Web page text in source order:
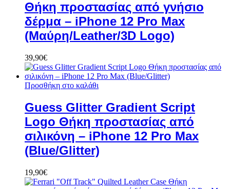
Θήκη προστασίας από γνήσιο
δέρμα – iPhone 12 Pro Max
(Μαύρη/Leather/3D Logo)
39,90€
Προσθήκη στο καλάθι
Guess Glitter Gradient Script
Logo Θήκη προστασίας από
σιλικόνη – iPhone 12 Pro Max
(Blue/Glitter)
19,90€